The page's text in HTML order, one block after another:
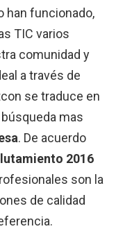
han funcionado,
TIC varios
comunidad y
a través de
se traduce en
mas
. De acuerdo
2016
son la
de calidad